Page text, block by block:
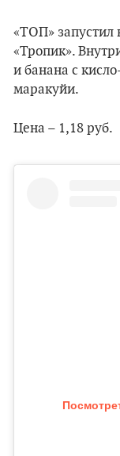
«ТОП» запустил
«Тропик».
и банана с
маракуйи.
Цена – 1,18 руб.